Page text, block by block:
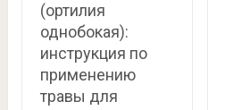
(ортилия
однобокая):
инструкция по
применению
травы для